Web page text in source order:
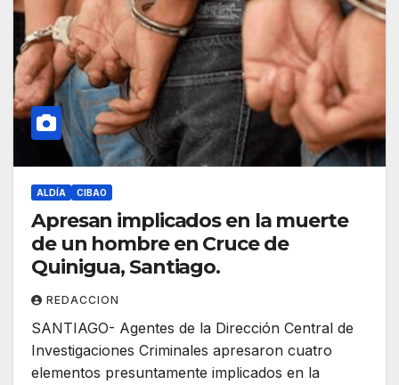
ALDÍA CIBAO
Apresan implicados en la muerte
de un hombre en Cruce de
Quinigua, Santiago.
REDACCION
SANTIAGO- Agentes de la Dirección Central de
Investigaciones Criminales apresaron cuatro
elementos presuntamente implicados en la